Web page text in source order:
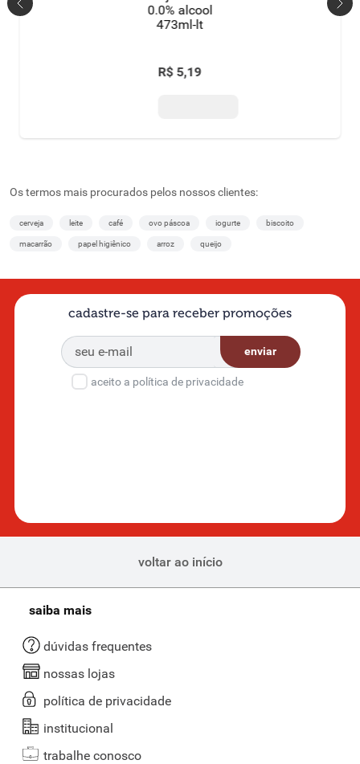
0.0% alcool
473ml-lt
R$ 5,19
Os termos mais procurados pelos nossos clientes:
cerveja leite café ovo páscoa iogurte biscoito
macarrão papel higiênico arroz queijo
cadastre-se para receber promoções
enviar
aceito a política de privacidade
voltar ao início
saiba mais
dúvidas frequentes
nossas lojas
política de privacidade
institucional
trabalhe conosco